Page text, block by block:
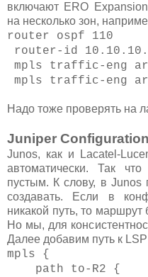
включают ERO
на несколько зон,
router ospf 110
router-id
mpls traffic-eng
mpls traffic-eng
Надо тоже проверять на
Juniper Configuration
Junos, как и Lacatel-
автоматически. Так
пустым. К слову, в
создавать. Если в
никакой путь, то маршрут
Но мы, для
Далее добавим путь к
mpls {
path to-R2 {